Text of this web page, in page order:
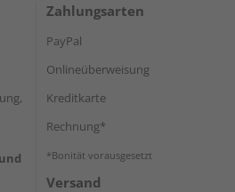
Zahlungsarten
PayPal
Onlineüberweisung
Kreditkarte
Rechnung*
*Bonität vorausgesetzt
Versand